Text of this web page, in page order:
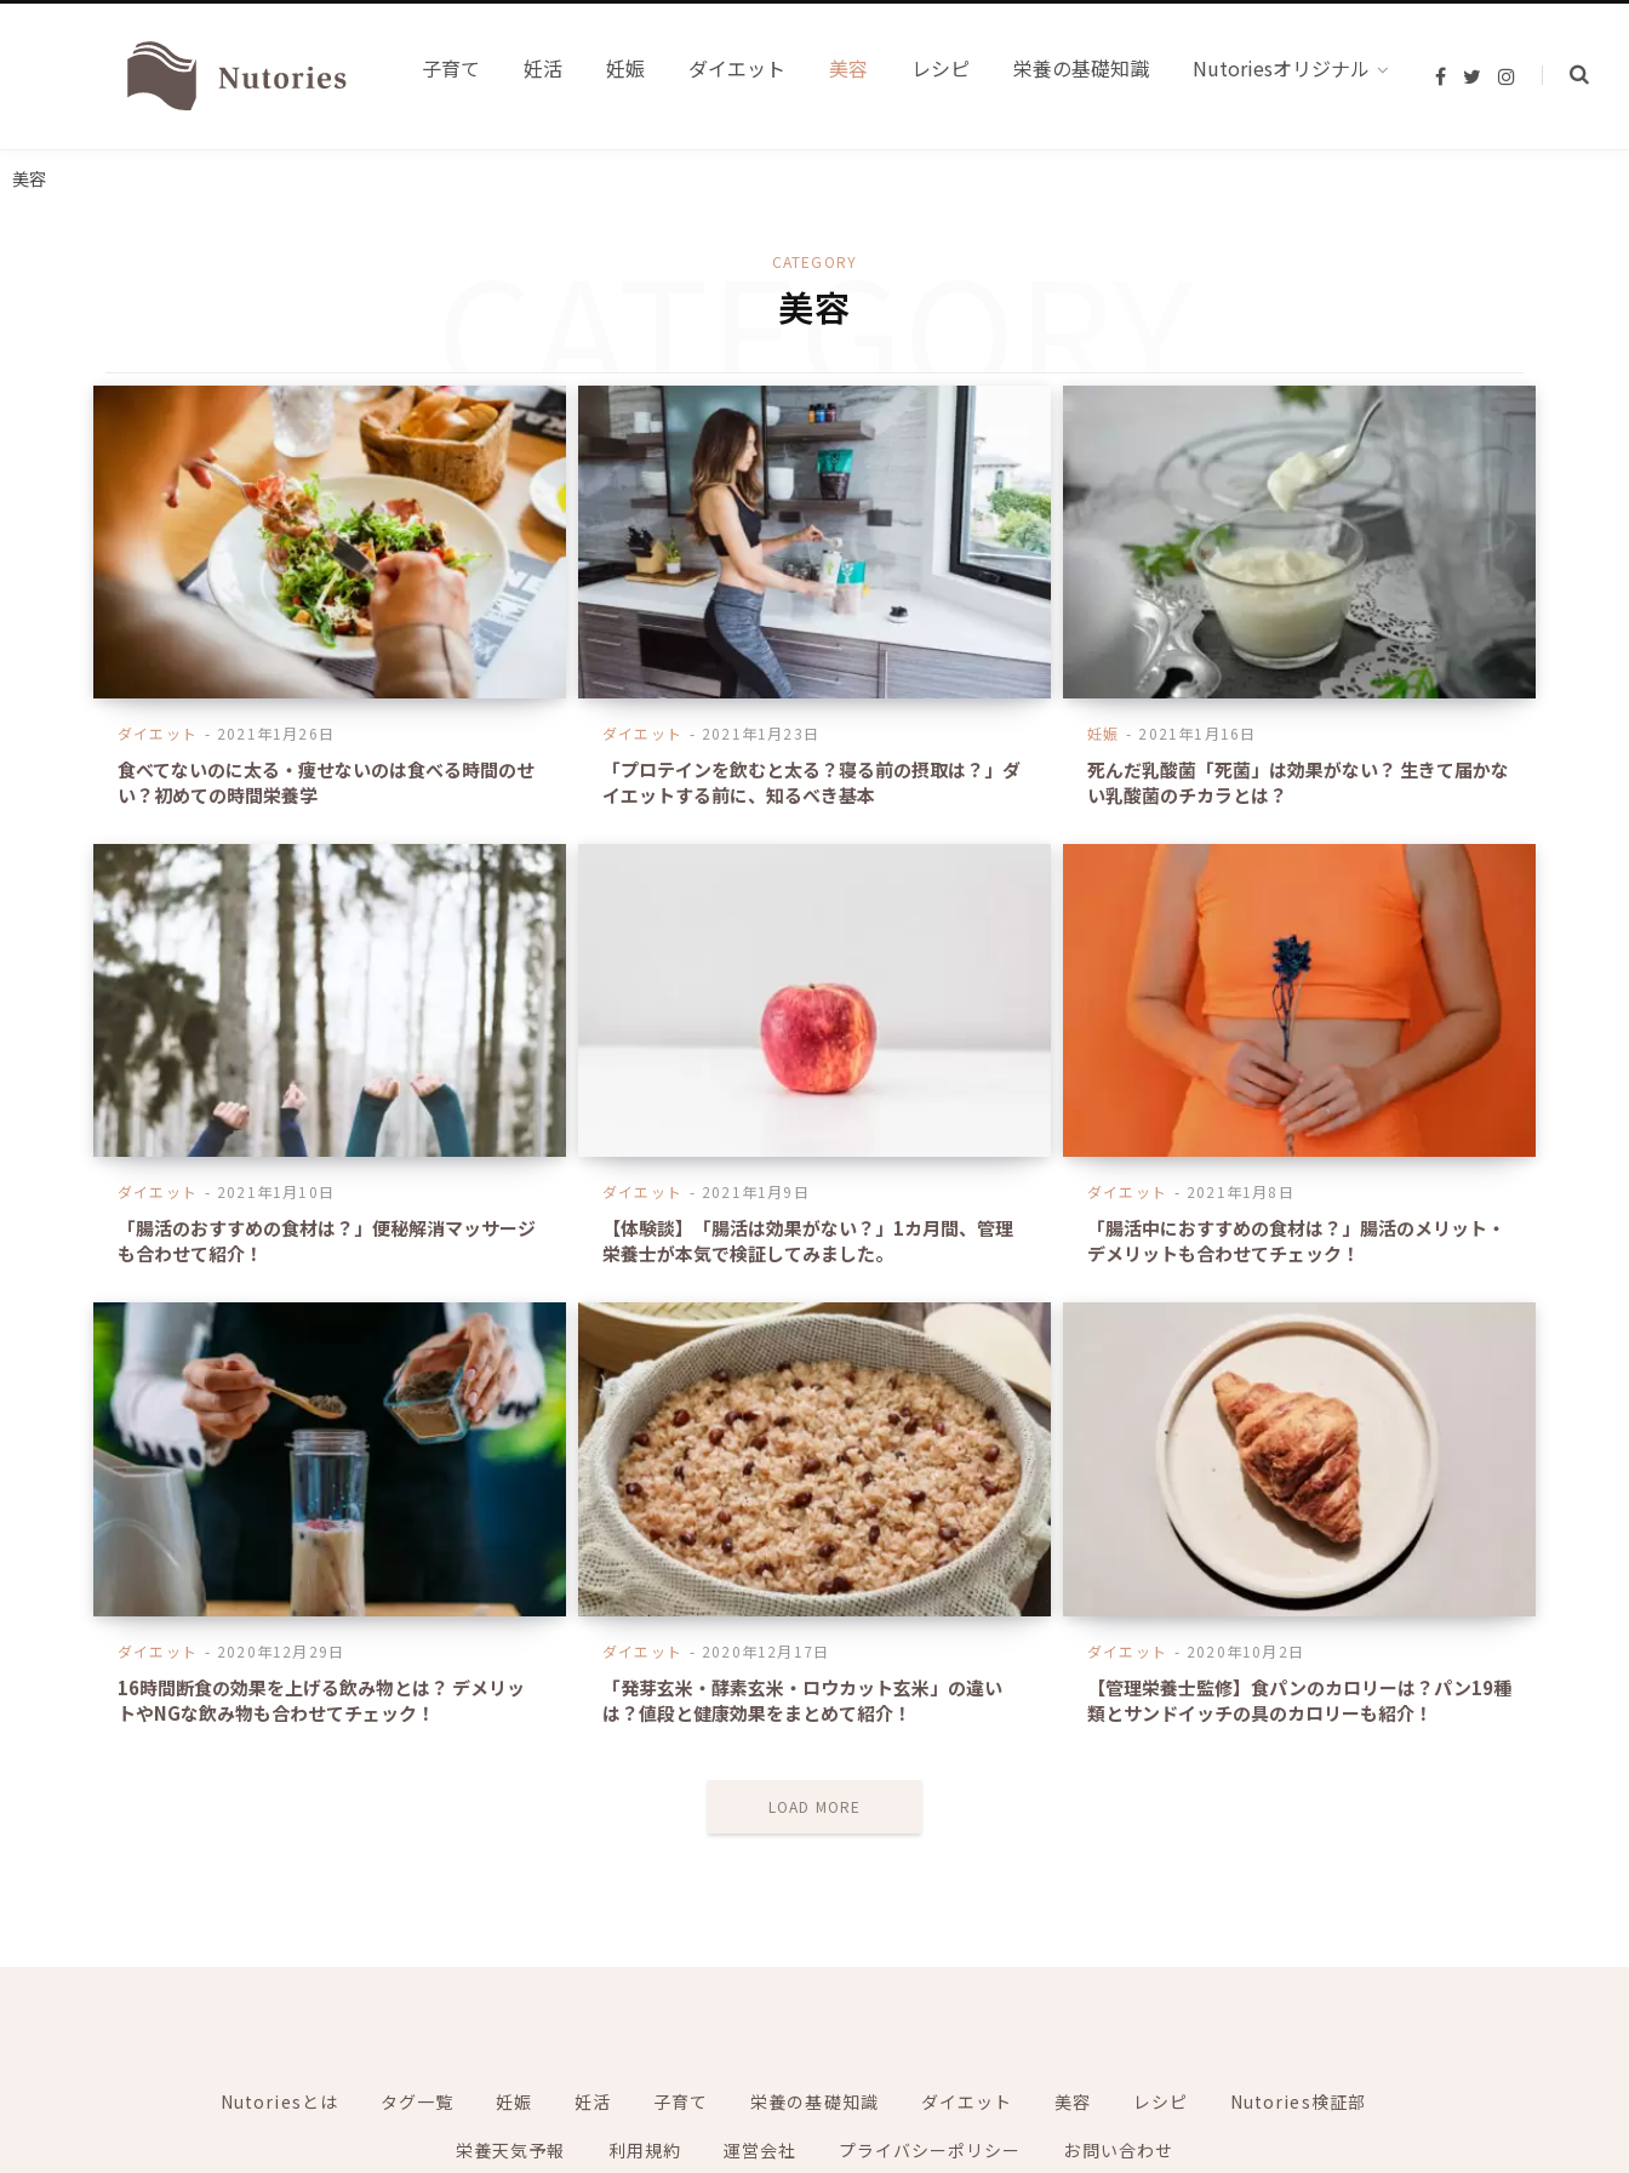
子育て 妊活 妊娠 ダイエット 美容 レシピ 栄養の基礎知識 Nutoriesオリジナル
F
I
美容
CATEGORY
美容
CATEGORY
ダイエット 2021年1月26日
食べてないのに太る・痩せないのは食べる時間のせ
い？初めての時間栄養学
ダイエット 2021年1月23日
「プロテインを飲むと太る？寝る前の摂取は？」ダ
イエットする前に、知るべき基本
妊娠 2021年1月16日
死んだ乳酸菌「死菌」は効果がない？ 生きて届かな
い乳酸菌のチカラとは？
ダイエット 2021年1月10日
「腸活のおすすめの食材は？」便秘解消マッサージ
も合わせて紹介！
ダイエット 2021年1月9日
【体験談】「腸活は効果がない？」1カ月間、管理
栄養士が本気で検証してみました。
ダイエット 2021年1月8日
「腸活中におすすめの食材は？」腸活のメリット・
デメリットも合わせてチェック！
ダイエット 2020年12月29日
16時間断食の効果を上げる飲み物とは？ デメリッ
トやNGな飲み物も合わせてチェック！
ダイエット 2020年12月17日
「発芽玄米・酵素玄米・ロウカット玄米」の違い
は？値段と健康効果をまとめて紹介！
ダイエット 2020年10月2日
【管理栄養士監修】食パンのカロリーは？パン19種
類とサンドイッチの具のカロリーも紹介！
LOAD MORE
Nutoriesとは タグ一覧 妊娠 妊活 子育て 栄養の基礎知識 ダイエット 美容 レシピ
Nutories検証部
栄養天気予報
利用規約 運営会社 プライバシーポリシー お問い合わせ